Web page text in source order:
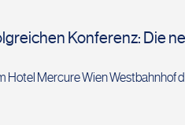
Konferenz: Die
Hotel Mercure Wien